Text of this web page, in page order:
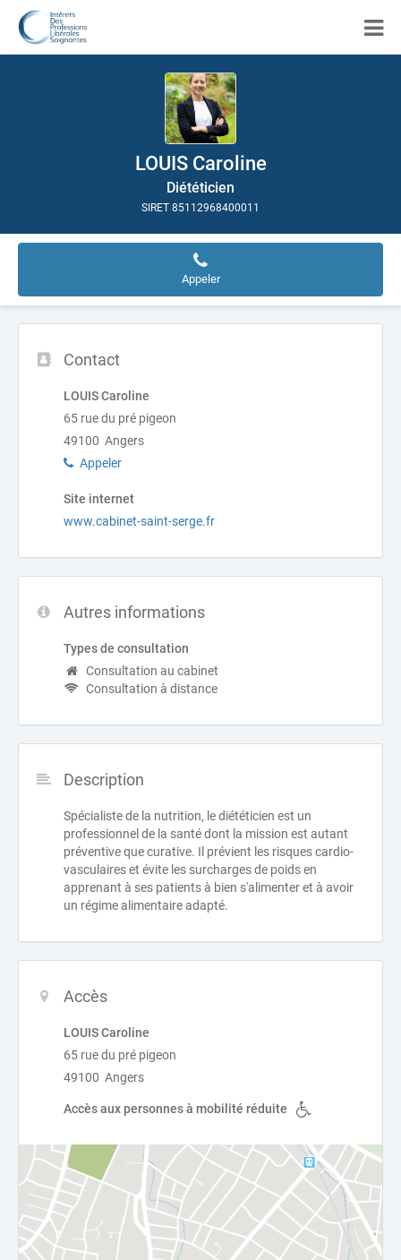
LOUIS Caroline
Diététicien
SIRET 85112968400011
Appeler
Contact
LOUIS Caroline
65 rue du pré pigeon
49100 Angers
Appeler
Site internet
www.cabinet-saint-serge.fr
Autres informations
Types de consultation
Consultation au cabinet
Consultation à distance
Description
Spécialiste de la nutrition, le diététicien est un
professionnel de la santé dont la mission est autant
préventive que curative. Il prévient les risques cardio-
vasculaires et évite les surcharges de poids en
apprenant à ses patients à bien s'alimenter et à avoir
un régime alimentaire adapté.
Accès
LOUIS Caroline
65 rue du pré pigeon
49100 Angers
Accès aux personnes à mobilité réduite